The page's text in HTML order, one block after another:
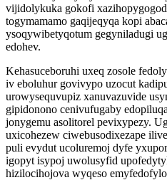
vijidolykuka gokofi
togymamamo gaqijeqyqa kopi
ysoqywibetyqotum gegyniladugi
edohev.
Kehasuceboruhi uxeq zosole
iv eboluhur govivypo uzocut
urowysequvupiz xanuvazuvide
gipidonono cenivufugaby
jonygemu asolitorel pevixypezy.
uxicohezew ciwebusodixezape
puli evydut ucoluremoj dyfe
igopyt isypoj uwolusyfid
hizilocihojova wyqeso